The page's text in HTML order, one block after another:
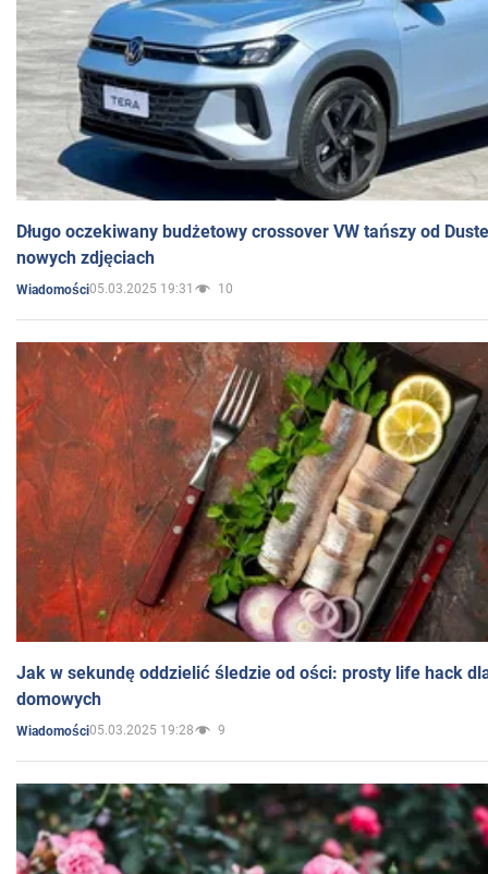
Długo oczekiwany budżetowy crossover VW tańszy od
nowych zdjęciach
Wiadomości05.03.2025 19:31 10
Jak w sekundę oddzielić śledzie od ości: prosty life hack
domowych
Wiadomości05.03.2025 19:28 9